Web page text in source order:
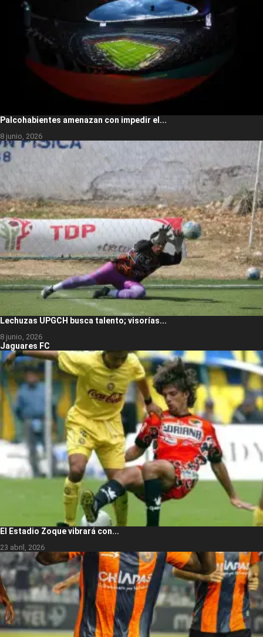
Palcohabientes amenazan con impedir el...
8 junio, 2026
Lechuzas UPGCH busca talento; visorías...
8 junio, 2026
Jaguares FC
El Estadio Zoque vibrará con...
23 abril, 2026